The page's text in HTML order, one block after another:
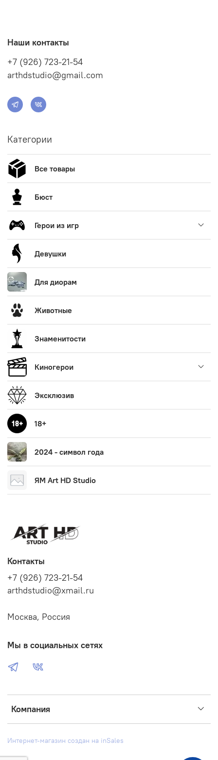
Наши контакты
+7 (926) 723-21-54
arthdstudio@gmail.com
Категории
Все товары
Бюст
Герои из игр
Девушки
Для диорам
Животные
Знаменитости
Киногерои
Эксклюзив
18+
2024 - символ года
ЯМ Art HD Studio
Компания
Контакты
+7 (926) 723-21-54
arthdstudio@xmail.ru
Москва, Россия
Мы в социальных сетях
Интернет-магазин создан на inSales